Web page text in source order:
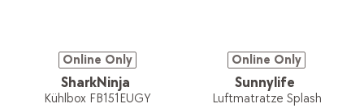
Online Only
SharkNinja
Kühlbox FB151EUGY
Online Only
Sunnylife
Luftmatratze Splash